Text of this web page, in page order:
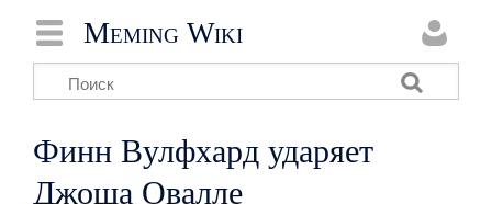
Meming Wiki
Финн Вулфхард ударяет
Джоша Овалле